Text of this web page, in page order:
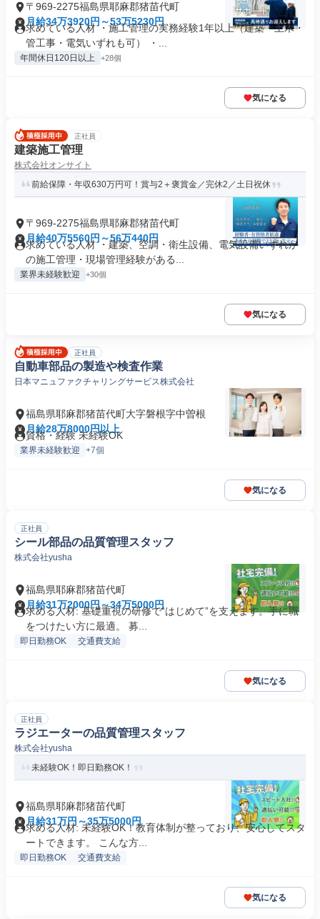
〒969-2275福島県耶麻郡猪苗代町
月給34万3920円～53万5230円
求めている人材 ・施工管理の実務経験1年以上（建築・土木・
管工事・電気いずれも可） ・...
年間休日120日以上 +28個
気になる
正社員
建築施工管理
株式会社オンサイト
前給保障・年収630万円可！賞与2＋褒賞金／完休2／土日祝休
〒969-2275福島県耶麻郡猪苗代町
月給40万5560円～56万440円
求めている人材 ・建築、空調・衛生設備、電気設備いずれか
の施工管理・現場管理経験がある...
業界未経験歓迎 +30個
気になる
正社員
自動車部品の製造や検査作業
日本マニュファクチャリングサービス株式会社
福島県耶麻郡猪苗代町大字磐根字中曽根
月給28万8000円以上
資格・経験 未経験OK
業界未経験歓迎 +7個
気になる
正社員
シール部品の品質管理スタッフ
株式会社yusha
福島県耶麻郡猪苗代町
月給31万2000円～34万5000円
求める人材: 基礎重視の研修で“はじめて”を支えます。手に職
をつけたい方に最適。 募...
即日勤務OK 交通費支給
気になる
正社員
ラジエーターの品質管理スタッフ
株式会社yusha
未経験OK！即日勤務OK！
福島県耶麻郡猪苗代町
月給31万円～35万5000円
求める人材: 未経験OK！教育体制が整っており、安心してスタ
ートできます。 こんな方...
即日勤務OK 交通費支給
気になる